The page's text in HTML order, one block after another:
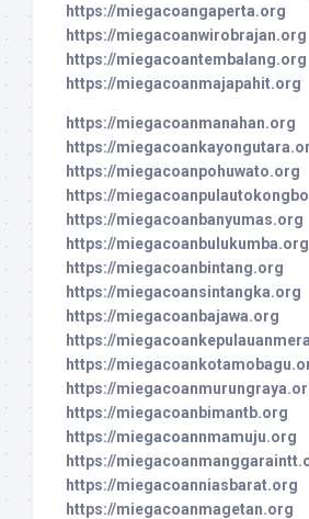
https://miegacoangaperta.org
https://miegacoanwirobrajan.org
https://miegacoantembalang.org
https://miegacoanmajapahit.org
https://miegacoanmanahan.org
https://
https://miegacoanpohuwato.org
https://
https://miegacoanbanyumas.org
https://miegacoanbulukumba.org
https://miegacoanbintang.org
https://miegacoansintangka.org
https://miegacoanbajawa.org
https://
https://
https://
https://miegacoanbimantb.org
https://miegacoannmamuju.org
https://
https://miegacoanniasbarat.org
https://miegacoanmagetan.org